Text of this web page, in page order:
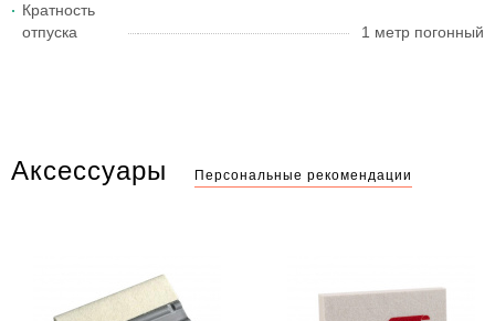
Кратность
отпуска
1 метр погонный
Аксессуары Персональные рекомендации